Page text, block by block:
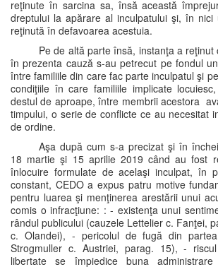
reţinute în sarcina sa, însă această
dreptului la apărare al inculpatului şi, în
reţinută în defavoarea acestuia.
Pe de altă parte însă, instanţa a
în prezenta cauză s-au petrecut pe fondul
între familiile din care fac parte inculpatul şi
condiţiile în care familiile implicate
destul de aproape, între membrii acestora
timpului, o serie de conflicte ce au necesitat
de ordine.
Aşa după cum s-a precizat şi în
18 martie şi 15 aprilie 2019 când au fost
înlocuire formulate de acelaşi inculpat, în
constant, CEDO a expus patru motive
pentru luarea şi menţinerea arestării unui
comis o infracţiune: : - existenţa unui
rândul publicului (cauzele Lettelier c. Fanţei,
c. Olandei), - pericolul de fugă din
Strogmuller c. Austriei, parag. 15), -
libertate se împiedice buna